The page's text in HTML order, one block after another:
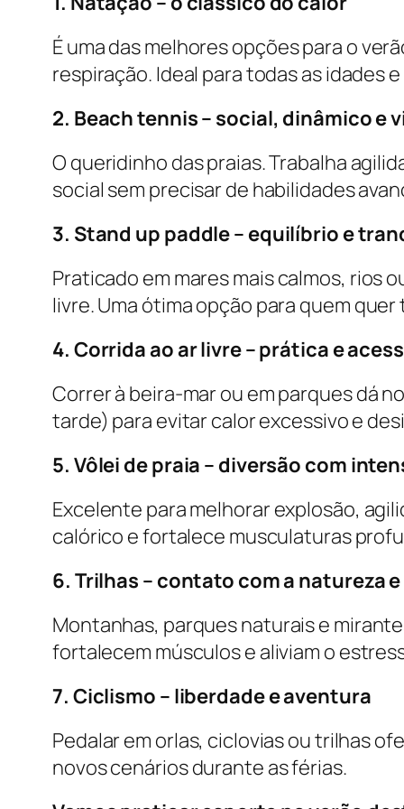
É uma das melhores opções para o
respiração. Ideal para todas as idades
2. Beach tennis – social, dinâmico e
O queridinho das praias. Trabalha
social sem precisar de habilidades
3. Stand up paddle – equilíbrio e
Praticado em mares mais calmos, rios
livre. Uma ótima opção para quem
4. Corrida ao ar livre – prática e
Correr à beira-mar ou em parques dá
tarde) para evitar calor excessivo e
5. Vôlei de praia – diversão com
Excelente para melhorar explosão,
calórico e fortalece musculaturas
6. Trilhas – contato com a natureza
Montanhas, parques naturais e
fortalecem músculos e aliviam o
7. Ciclismo – liberdade e aventura
Pedalar em orlas, ciclovias ou trilhas
novos cenários durante as férias.